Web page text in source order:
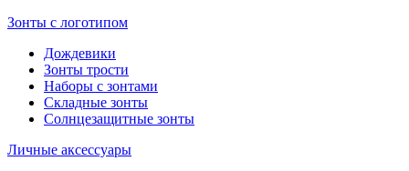
Зонты с логотипом
Дождевики
Зонты трости
Наборы с зонтами
Складные зонты
Солнцезащитные зонты
Личные аксессуары